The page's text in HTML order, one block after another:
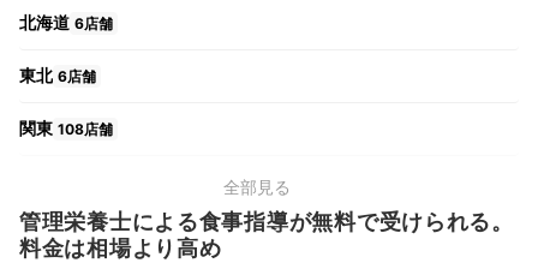
北海道 6店舗
東北 6店舗
関東 108店舗
関西 19店舗
全部見る
管理栄養士による食事指導が無料で受けられる。
料金は相場より高め